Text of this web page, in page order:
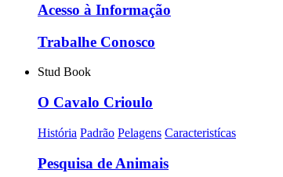
Acesso à Informação
Trabalhe Conosco
Stud Book
O Cavalo Crioulo
História Padrão Pelagens Caracteristícas
Pesquisa de Animais